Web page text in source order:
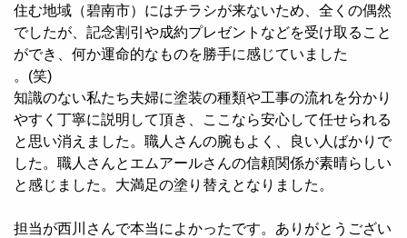
住む地域（碧南市）にはチラシが来ないため、全くの偶然
でしたが、記念割引や成約プレゼントなどを受け取ること
ができ、何か運命的なものを勝手に感じていました
。(笑)
知識のない私たち夫婦に塗装の種類や工事の流れを分かり
やすく丁寧に説明して頂き、ここなら安心して任せられる
と思い消えました。職人さんの腕もよく、良い人ばかりで
した。職人さんとエムアールさんの信頼関係が素晴らしい
と感じました。大満足の塗り替えとなりました。
担当が西川さんで本当によかったです。ありがとうござい